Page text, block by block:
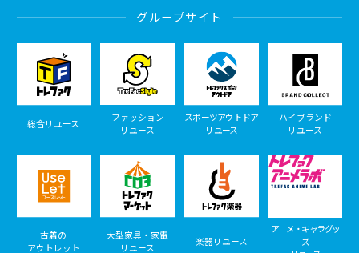
グループサイト
総合リユース
ファッション
リユース
スポーツアウトドア
リユース
ハイブランド
リユース
古着の
アウトレット
大型家具・家電
リユース
楽器リユース
アニメ・キャラグッ
ズ